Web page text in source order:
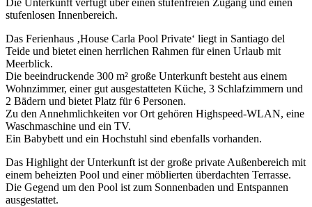
Die Unterkunft verfügt über einen stufenfreien Zugang und einen
stufenlosen Innenbereich.
Das Ferienhaus ‚House Carla Pool Private‘ liegt in Santiago del
Teide und bietet einen herrlichen Rahmen für einen Urlaub mit
Meerblick.
Die beeindruckende 300 m² große Unterkunft besteht aus einem
Wohnzimmer, einer gut ausgestatteten Küche, 3 Schlafzimmern und
2 Bädern und bietet Platz für 6 Personen.
Zu den Annehmlichkeiten vor Ort gehören Highspeed-WLAN, eine
Waschmaschine und ein TV.
Ein Babybett und ein Hochstuhl sind ebenfalls vorhanden.
Das Highlight der Unterkunft ist der große private Außenbereich mit
einem beheizten Pool und einer möblierten überdachten Terrasse.
Die Gegend um den Pool ist zum Sonnenbaden und Entspannen
ausgestattet.